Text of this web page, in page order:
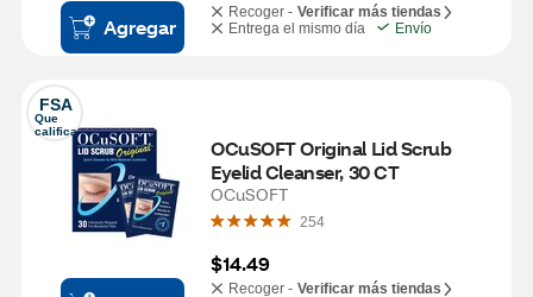
Agregar
Recoger - Verificar más tiendas
Entrega el mismo día
Envío
FSA
Que
califica
OCuSOFT Original Lid Scrub
Eyelid Cleanser, 30 CT
OCuSOFT
254
$14.49
Recoger - Verificar más tiendas